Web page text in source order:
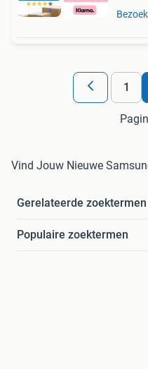
1
Vind Jouw Nieuwe
Gerelateerde zoektermen
Populaire zoektermen